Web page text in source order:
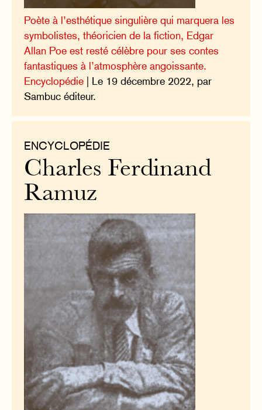
Poète à l’esthétique singulière qui marquera les
symbolistes, théoricien de la fiction, Edgar
Allan Poe est resté célèbre pour ses contes
fantastiques à l’atmosphère angoissante.
Encyclopédie | Le 19 décembre 2022, par
Sambuc éditeur.
ENCYCLOPÉDIE
Charles Ferdinand
Ramuz